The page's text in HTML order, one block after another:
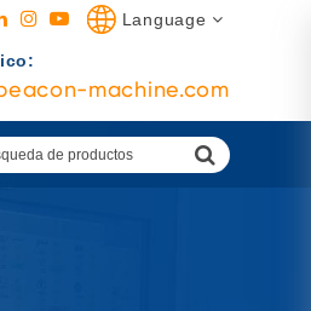
Language
machine.com
AGENTES